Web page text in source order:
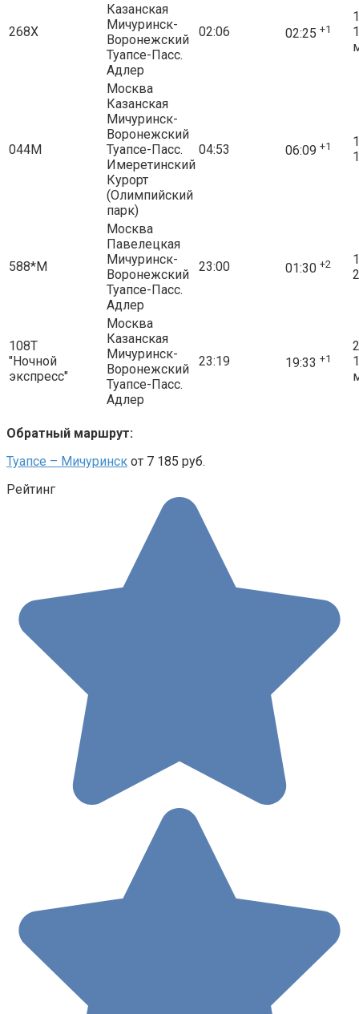
268Х
Казанская
Мичуринск-
Воронежский
Туапсе-Пасс.
Адлер
02:06 02:25 +1
044М
Москва
Казанская
Мичуринск-
Воронежский
Туапсе-Пасс.
Имеретинский
Курорт
(Олимпийский
парк)
04:53 06:09 +1
588*М
Москва
Павелецкая
Мичуринск-
Воронежский
Туапсе-Пасс.
Адлер
23:00 01:30 +2
108Т
"Ночной
экспресс"
Москва
Казанская
Мичуринск-
Воронежский
Туапсе-Пасс.
Адлер
23:19 19:33 +1
Обратный маршрут:
Туапсе – Мичуринск от 7 185 руб.
Рейтинг